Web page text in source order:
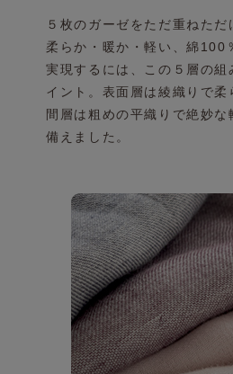
５枚のガーゼをただ重ねただ
柔らか・暖か・軽い、綿100
実現するには、この５層の組
イント。 表面層は綾織りで柔
間層は粗めの平織りで絶妙な
備えました。